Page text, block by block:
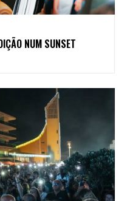
NUM SUNSET